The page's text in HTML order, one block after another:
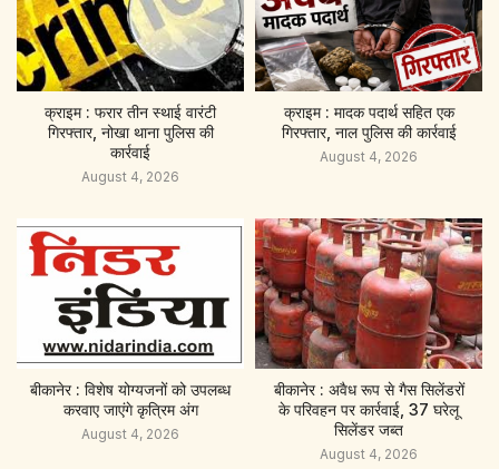
क्राइम : फरार तीन स्थाई वारंटी
गिरफ्तार, नोखा थाना पुलिस की
कार्रवाई
August 4, 2026
क्राइम : मादक पदार्थ सहित एक
गिरफ्तार, नाल पुलिस की कार्रवाई
August 4, 2026
बीकानेर : विशेष योग्यजनों को उपलब्ध
करवाए जाएंगे कृत्रिम अंग
August 4, 2026
बीकानेर : अवैध रूप से गैस सिलेंडरों
के परिवहन पर कार्रवाई, 37 घरेलू
सिलेंडर जब्त
August 4, 2026